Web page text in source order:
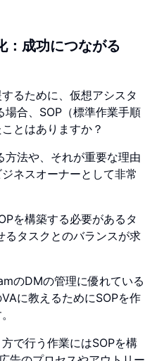
：成功につながる
るために、仮想アシスタ
場合、SOP（標準作業手順
とはありますか？
方法や、それが重要な理由
ネスオーナーとして非常
を構築する必要があるタ
るタスクとのバランスが求
のDMの管理に優れている
に教えるためにSOPを作
で行う作業にはSOPを構